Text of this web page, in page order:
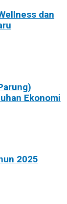
dan
Ekonomi
2025